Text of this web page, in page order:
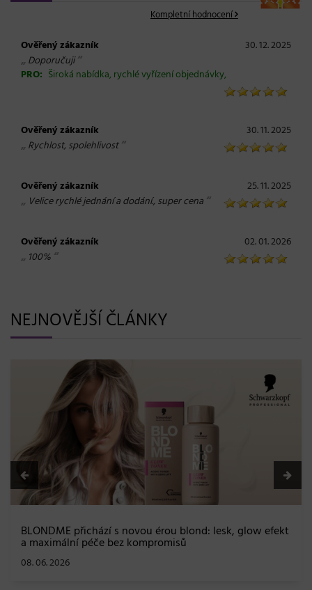
Kompletní hodnocení
Ověřený zákazník 30. 12. 2025
„ Doporučuji“
PRO: Široká nabídka, rychlé vyřízení objednávky,
Ověřený zákazník 30. 11. 2025
„ Rychlost, spolehlivost“
Ověřený zákazník 25. 11. 2025
„ Velice rychlé jednání a dodání., super cena “
Ověřený zákazník 02. 01. 2026
„ 100% “
NEJNOVĚJŠÍ ČLÁNKY
BLONDME přichází s novou érou blond: lesk, glow efekt
a maximální péče bez kompromisů
08. 06. 2026